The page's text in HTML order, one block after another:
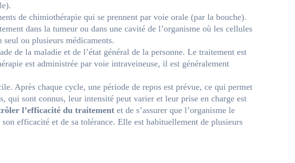
de chimiothérapie qui se prennent par voie orale (par la bouche).
dans la tumeur ou dans une cavité de l’organisme où les cellules
ou plusieurs médicaments.
de la maladie et de l’état général de la personne. Le traitement est
est administrée par voie intraveineuse, il est généralement
Après chaque cycle, une période de repos est prévue, ce qui permet
qui sont connus, leur intensité peut varier et leur prise en charge est
l’efficacité du traitementet de s’assurer que l’organisme le
efficacité et de sa tolérance. Elle est habituellement de plusieurs